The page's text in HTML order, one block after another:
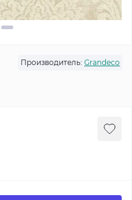
Производитель: Grandeco